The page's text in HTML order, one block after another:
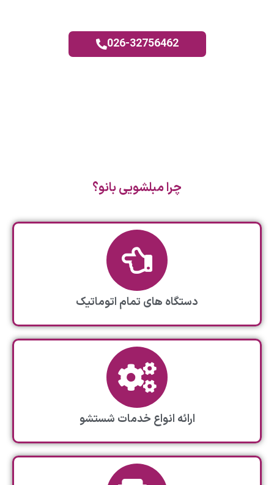
026-32756462
چرا مبلشویی بانو؟
دستگاه های تمام اتوماتیک
ارائه انواع خدمات شستشو